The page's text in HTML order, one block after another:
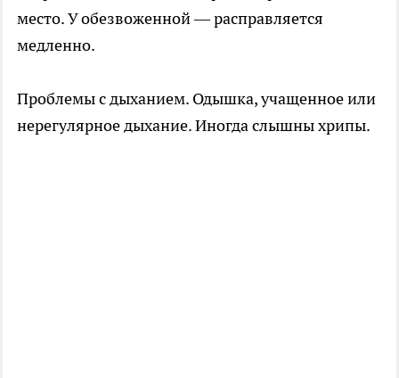
место. У обезвоженной — расправляется
медленно.
Проблемы с дыханием. Одышка, учащенное или
нерегулярное дыхание. Иногда слышны хрипы.